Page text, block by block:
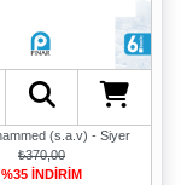
(s.a.v) - Siyer
₺370,00
%35 İNDİRİM